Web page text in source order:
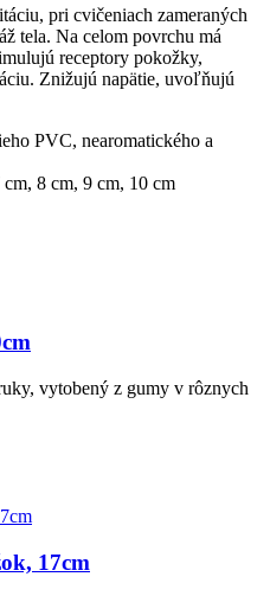
pri cvičeniach zameraných
tela. Na celom povrchu má
receptory pokožky,
Znižujú napätie, uvoľňujú
PVC, nearomatického a
8 cm, 9 cm, 10 cm
vytobený z gumy v rôznych
17cm